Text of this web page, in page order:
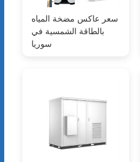
سعر عاكس مضخة المياه
بالطاقة الشمسية في
سوريا